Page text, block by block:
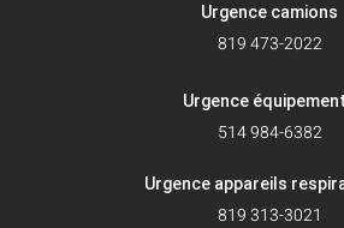
Urgence camions
819 473-2022
Urgence
514 984-6382
Urgence appareils
819 313-3021